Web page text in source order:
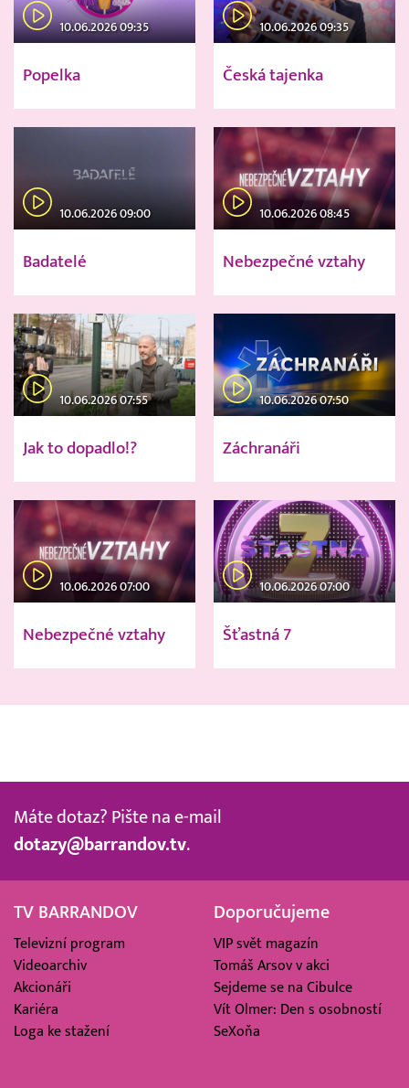
10.06.2026 09:35
Popelka
10.06.2026 09:35
Česká tajenka
10.06.2026 09:00
Badatelé
10.06.2026 08:45
Nebezpečné vztahy
10.06.2026 07:55
Jak to dopadlo!?
10.06.2026 07:50
Záchranáři
10.06.2026 07:00
Nebezpečné vztahy
10.06.2026 07:00
Šťastná 7
Máte dotaz? Pište na e-mail
dotazy@barrandov.tv.
TV BARRANDOV
Televizní program
Videoarchiv
Akcionáři
Kariéra
Loga ke stažení
Doporučujeme
VIP svět magazín
Tomáš Arsov v akci
Sejdeme se na Cibulce
Vít Olmer: Den s osobností
SeXoňa